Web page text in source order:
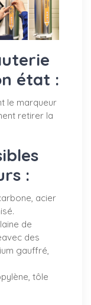
état :
le marqueur
retirer la
:
acier
de
des
gauffré,
tôle